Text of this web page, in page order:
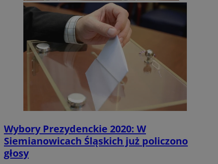
Wybory Prezydenckie 2020: W
Siemianowicach Śląskich już policzono
głosy